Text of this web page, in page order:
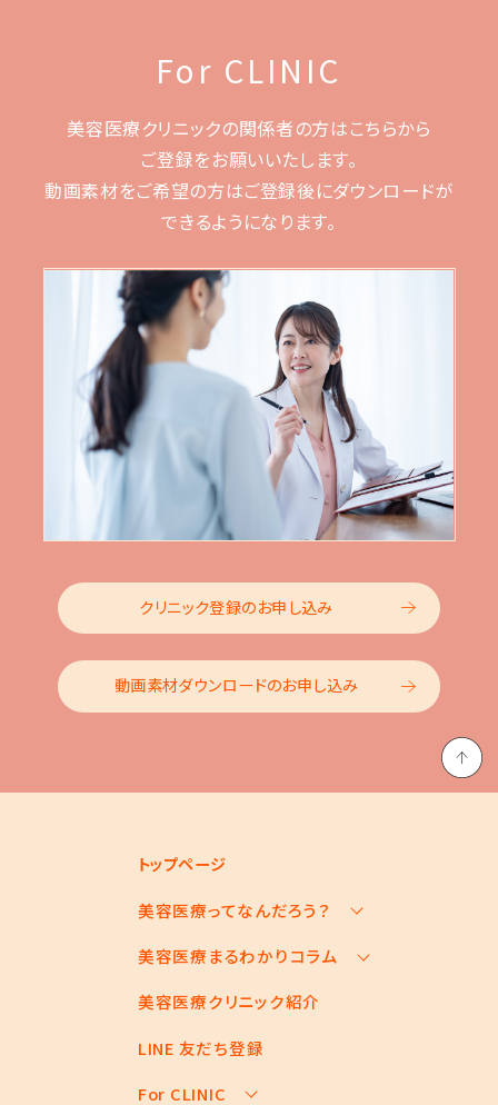
For CLINIC
美容医療クリニックの関係者の方はこちらから
ご登録をお願いいたします。
動画素材をご希望の方はご登録後にダウンロードが
できるようになります。
クリニック登録のお申し込み
動画素材ダウンロードのお申し込み
トップページ
美容医療ってなんだろう？
美容医療の基本情報
美容医療のスケジュール
美容医療まるわかりコラム
お悩みからコラムをさがす
コラム一覧
美容医療クリニック紹介
LINE 友だち登録
For CLINIC